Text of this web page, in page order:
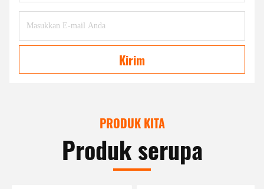
Kirim
PRODUK KITA
Produk serupa